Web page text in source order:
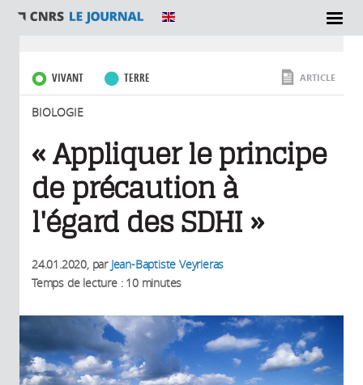
SECTIONS
VIVANT TERRE
BIOLOGIE
ARTICLE
« Appliquer le principe
de précaution à
l'égard des SDHI »
24.01.2020, par Jean-Baptiste Veyrieras
Temps de lecture : 10 minutes